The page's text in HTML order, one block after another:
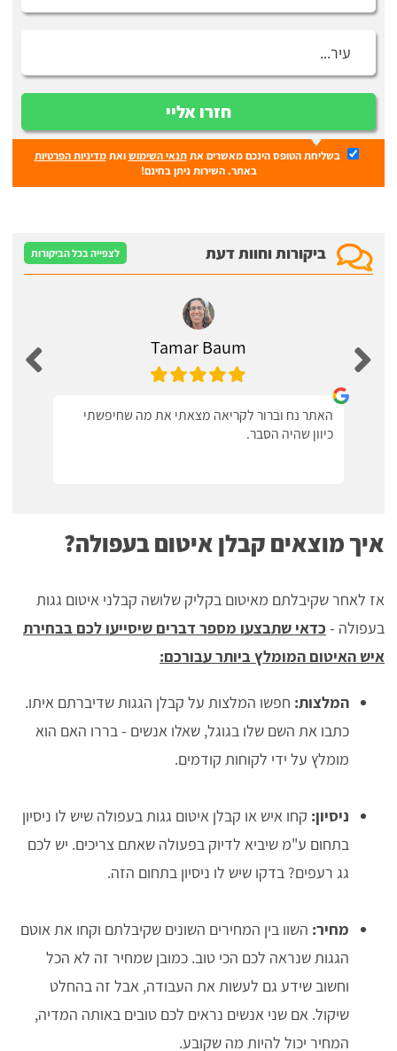
חזרו אליי
בשליחת הטופס הינכם מאשרים אתתנאי השימושואתמדיניות הפרטיות
באתר. השירות ניתן בחינם!
ביקורות וחוות דעת לצפייה בכל הביקורות
Tamar Baum
האתר נח וברור לקריאה מצאתי את מה שחיפשתי
כיוון שהיה הסבר.
איך מוצאים קבלן איטום בעפולה?
אז לאחר שקיבלתם מאיטום בקליק שלושה קבלני איטום גגות
בעפולה - כדאי שתבצעו מספר דברים שיסייעו לכם בבחירת
איש האיטום המומלץ ביותר עבורכם:
המלצות: חפשו המלצות על קבלן הגגות שדיברתם איתו.
כתבו את השם שלו בגוגל, שאלו אנשים - בררו האם הוא
מומלץ על ידי לקוחות קודמים.
ניסיון: קחו איש או קבלן איטום גגות בעפולה שיש לו ניסיון
בתחום ע"מ שיביא לדיוק בפעולה שאתם צריכים. יש לכם
גג רעפים? בדקו שיש לו ניסיון בתחום הזה.
מחיר: השוו בין המחירים השונים שקיבלתם וקחו את אוטם
הגגות שנראה לכם הכי טוב. כמובן שמחיר זה לא הכל
וחשוב שידע גם לעשות את העבודה, אבל זה בהחלט
שיקול. אם שני אנשים נראים לכם טובים באותה המדיה,
המחיר יכול להיות מה שקובע.